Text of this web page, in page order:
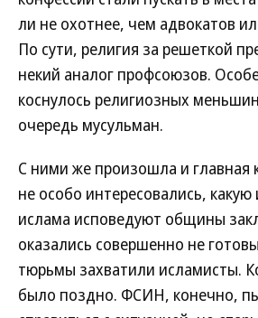
ли не охотнее, чем адвокатов
По сути, религия за решеткой
некий аналог профсоюзов.
коснулось религиозных
очередь мусульман.
С ними же произошла и главная
не особо интересовались,
ислама исповедуют общины
оказались совершенно не
тюрьмы захватили исламисты.
было поздно. ФСИН, конечно,